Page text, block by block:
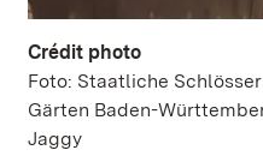
Crédit photo
Foto: Staatliche
Gärten Baden-
Jaggy